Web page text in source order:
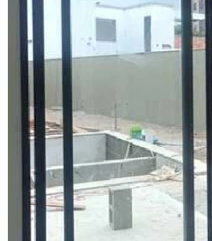
Esquadrias anti ruído
Esquadrias condomínio
Esquadrias com isolamento acústico
Esquadrias com persianas
Esquadrias termo acústicas
Fábrica de esquadrias